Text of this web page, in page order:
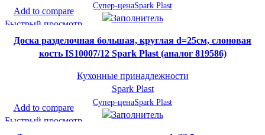
Супер-ценаSpark Plast
Add to compare
Быстрый просмотр
В желаемое
Доска разделочная большая, круглая d=25см, слоновая
кость IS10007/12 Spark Plast (аналог 819586)
Кухонные принадлежности
Spark Plast
Супер-ценаSpark Plast
Add to compare
Быстрый просмотр